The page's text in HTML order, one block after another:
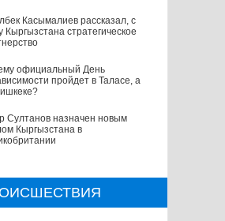
Касымалиев рассказал, с
Кыргызстана стратегическое
официальный День
пройдет в Таласе, а
Султанов назначен новым
Кыргызстана в